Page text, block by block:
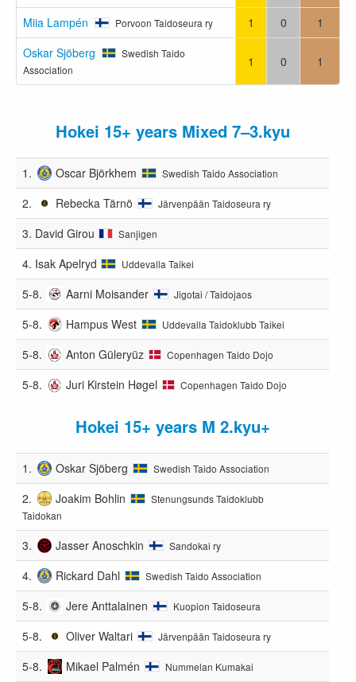
Miia Lampén Porvoon Taidoseura ry 1 0
1
Oskar Sjöberg
Swedish Taido
Association
1 0 1
Hokei 15+ years Mixed 7–3.kyu
1. Oscar Björkhem Swedish Taido Association
2. Rebecka Tärnö Järvenpään Taidoseura ry
3. David Girou Sanjigen
4. Isak Apelryd Uddevalla Taikei
5-8. Aarni Moisander Jigotai / Taidojaos
5-8. Hampus West Uddevalla Taidoklubb Taikei
5-8. Anton Güleryüz Copenhagen Taido Dojo
5-8. Juri Kirstein Høgel Copenhagen Taido Dojo
Hokei 15+ years M 2.kyu+
1. Oskar Sjöberg Swedish Taido Association
2. Joakim Bohlin
Stenungsunds Taidoklubb
Taidokan
3. Jasser Anoschkin Sandokai ry
4. Rickard Dahl Swedish Taido Association
5-8. Jere Anttalainen Kuopion Taidoseura
5-8. Oliver Waltari Järvenpään Taidoseura ry
5-8. Mikael Palmén Nummelan Kumakai